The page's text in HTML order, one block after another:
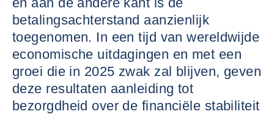
betalingsachterstand aanzienlijk
toegenomen. In een tijd van wereldwijde
economische uitdagingen en met een
groei die in 2025 zwak zal blijven, geven
deze resultaten aanleiding tot
bezorgdheid over de financiële stabiliteit